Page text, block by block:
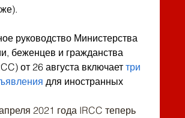
руководство Министерства
беженцев и гражданства
от 26 августа включает три
для иностранных
2021 года IRCC теперь